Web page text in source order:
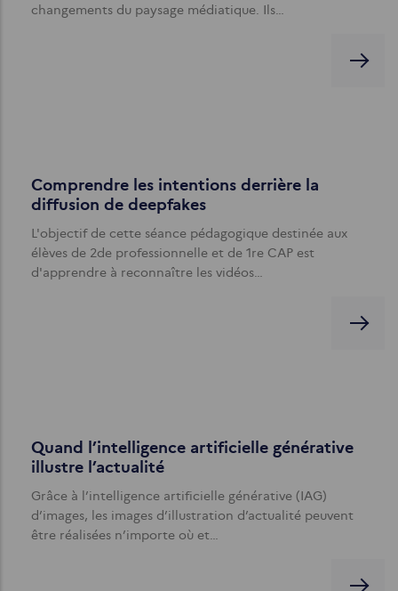
changements du paysage médiatique. Ils…
Comprendre les intentions derrière la
diffusion de deepfakes
L'objectif de cette séance pédagogique destinée aux
élèves de 2de professionnelle et de 1re CAP est
d'apprendre à reconnaître les vidéos…
Quand l’intelligence artificielle générative
illustre l’actualité
Grâce à l’intelligence artificielle générative (IAG)
d’images, les images d’illustration d’actualité peuvent
être réalisées n’importe où et…